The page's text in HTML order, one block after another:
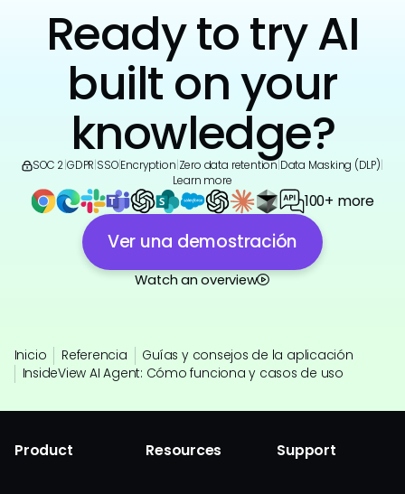
Ready to try AI
built on your
knowledge?
SOC 2 GDPR SSO|Encryption Zero data retention Data Masking (DLP)
Learn more
100+ more
Ver una demostración
Watch an overview
Inicio Referencia
Guías y consejos de la aplicación
InsideView AI Agent: Cómo funciona y casos de uso
Product Resources Support